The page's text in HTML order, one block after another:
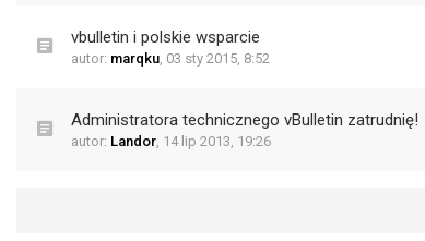
vbulletin i polskie wsparcie
autor: marqku, 03 sty 2015, 8:52
Administratora technicznego vBulletin zatrudnię!
autor: Landor, 14 lip 2013, 19:26